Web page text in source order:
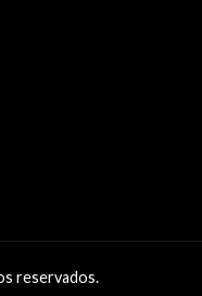
reservados.